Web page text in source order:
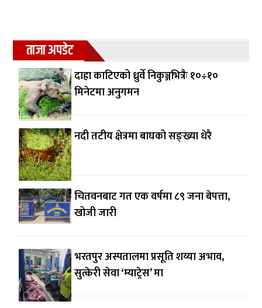
ताजा अपडेट
दाह्रा काटिएको ध्रुर्वे निकुञ्जभित्रैः १०÷१०
मिनेटमा अनुगमन
नदी तटीय क्षेत्रमा बाघको सङ्ख्या धेरै
चितवनबाट गत एक वर्षमा ८९ जना बेपत्ता,
खोजी जारी
भरतपुर अस्पतालमा प्रसूति शय्या अभाव,
सुत्केरी सेवा ‘म्याट्रेस’ मा